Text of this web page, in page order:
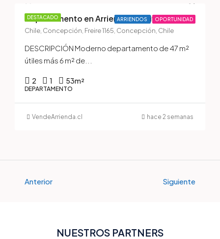
DESTACADO ARRIENDOS OPORTUNIDADDepartamento en Arriendo — Edificio New Center, Pleno Centro de Concepción
Chile, Concepción, Freire 1165, Concepción, Chile
DESCRIPCIÓN Moderno departamento de 47 m²
útiles más 6 m² de...
2 1 53m²
DEPARTAMENTO
VendeArrienda.cl hace 2 semanas
Anterior Siguiente
NUESTROS PARTNERS